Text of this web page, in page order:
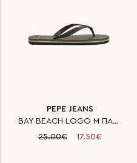
PEPE JEANS
BAY BEACH LOGO M ΠΑΠΟΥΤΣΙ ΑΝΔΡ
25.00€
17.50€